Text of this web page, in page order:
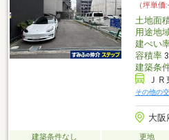
（坪単価:-
土地面
用途地
建ぺい
容積率
建築条
Ｊ
その他の
大阪
建築条件なし 更地